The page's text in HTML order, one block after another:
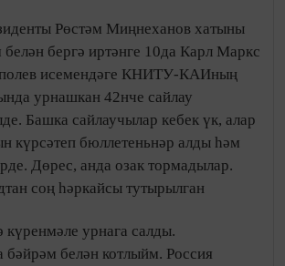
Рөстәм Миңнеханов хатыны
бергә иртәнге 10да Карл Маркс
исемендәге КНИТУ-КАИның
урнашкан 42нче сайлау
Башка сайлаучылар кебек үк, алар
күрсәтеп бюллетеньнәр алды һәм
Дөрес, анда озак тормадылар.
соң һәркайсы тутырылган
күренмәле урнага салды.
белән котлыйм. Россия